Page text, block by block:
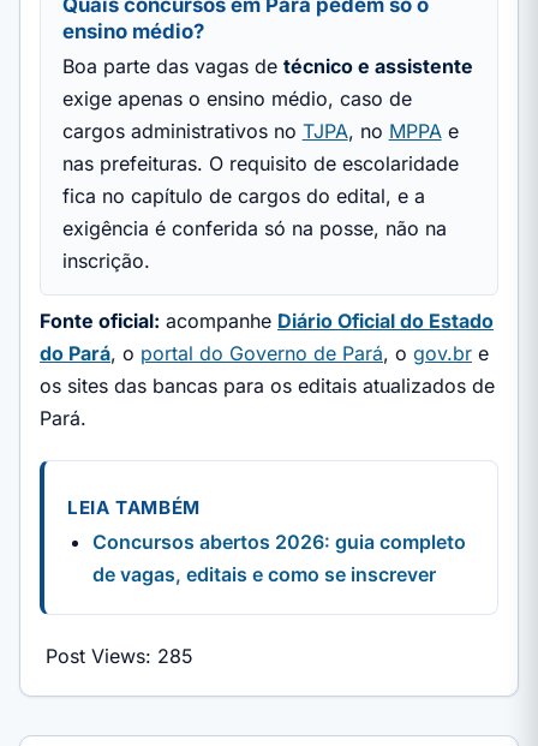
Quais concursos em Pará pedem só o
ensino médio?
Boa parte das vagas de técnico e assistente
exige apenas o ensino médio, caso de
cargos administrativos no TJPA, no MPPAe
nas prefeituras. O requisito de escolaridade
fica no capítulo de cargos do edital, e a
exigência é conferida só na posse, não na
inscrição.
Fonte oficial: acompanhe Diário Oficial do Estado
do Pará, o portal do Governo de Pará, o gov.br e
os sites das bancas para os editais atualizados de
Pará.
LEIA TAMBÉM
Concursos abertos 2026: guia completo
de vagas, editais e como se inscrever
Post Views: 285